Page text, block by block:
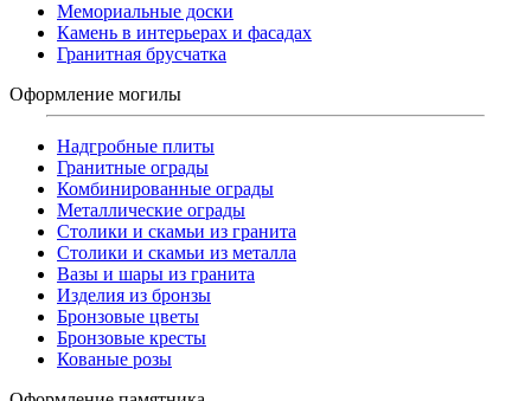
Мемориальные доски
Камень в интерьерах и фасадах
Гранитная брусчатка
Оформление могилы
Надгробные плиты
Гранитные ограды
Комбинированные ограды
Металлические ограды
Столики и скамьи из гранита
Столики и скамьи из металла
Вазы и шары из гранита
Изделия из бронзы
Бронзовые цветы
Бронзовые кресты
Кованые розы